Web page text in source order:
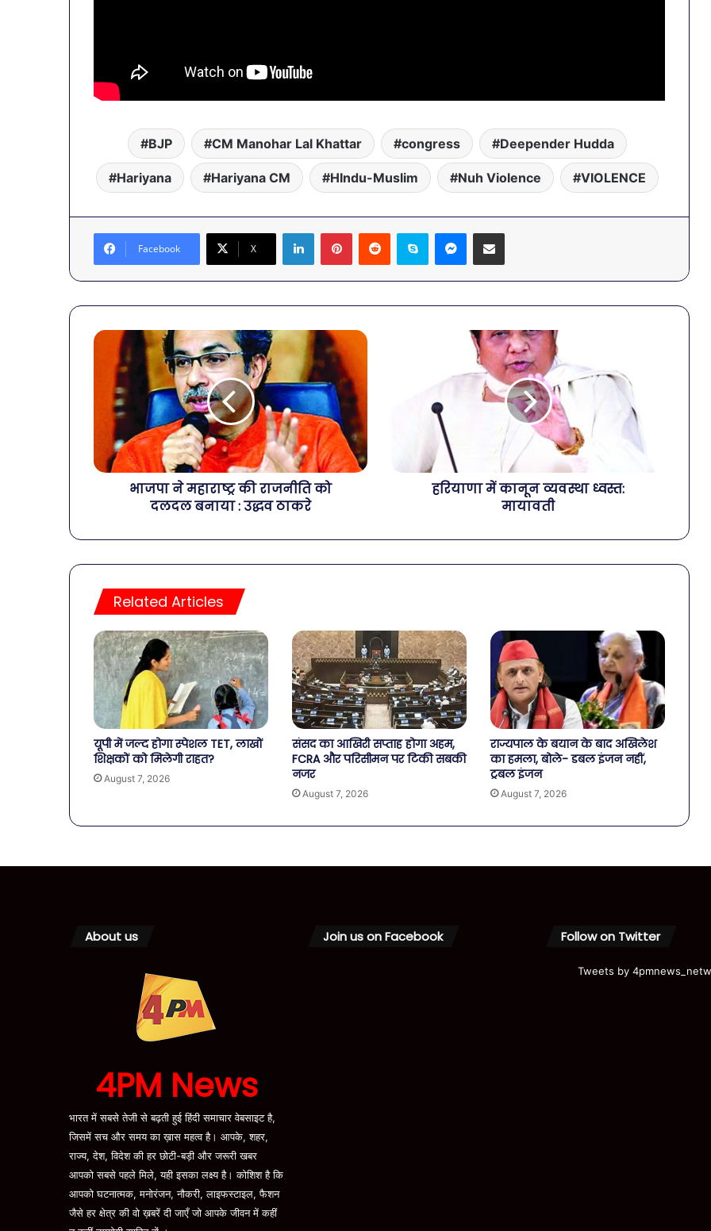
BJP CM Manohar Lal Khattar congress Deepender Hudda
Hariyana Hariyana CM HIndu-Muslim Nuh Violence VIOLENCE
Facebook X
LinkedInPinterestReddit Skype Messenger
Share via Email
भाजपा ने महाराष्ट्र की राजनीति को
दलदल बनाया : उद्धव ठाकरे
हरियाणा में कानून व्यवस्था ध्वस्त:
मायावती
Related Articles
यूपी में जल्द होगा स्पेशल TET, लाखों
शिक्षकों को मिलेगी राहत?
August 7, 2026
संसद का आखिरी सप्ताह होगा अहम,
FCRA और परिसीमन पर टिकी सबकी
नजर
August 7, 2026
राज्यपाल के बयान के बाद अखिलेश
का हमला, बोले- डबल इंजन नहीं,
ट्रबल इंजन
August 7, 2026
About us
4PM News
भारत में सबसे तेजी से बढ़ती हुई हिंदी समाचार वेबसाइट है,
जिसमें सच और समय का ख़ास महत्व है। आपके, शहर,
राज्य, देश, विदेश की हर छोटी-बड़ी और जरूरी खबर
आपको सबसे पहले मिले, यही इसका लक्ष्य है। कोशिश है कि
आपको घटनात्मक, मनोरंजन, नौकरी, लाइफस्टाइल, फैशन
जैसे हर क्षेत्र की वो ख़बरें दी जाएँ जो आपके जीवन में कहीं
Join us on Facebook Follow on Twitter
Tweets by